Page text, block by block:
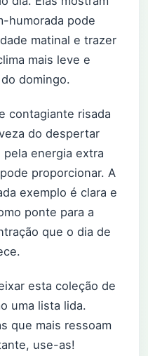
humorada pode
matinal e trazer
mais leve e
domingo.
contagiante risada
do despertar
energia extra
proporcionar. A
exemplo é clara e
ponte para a
que o dia de
esta coleção de
uma lista lida.
que mais ressoam
use-as!